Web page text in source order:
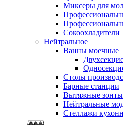
Миксеры для
Сокоохладители
Нейтральное
Ванны моечные
Столы
Барные станции
Вытяжные зонты
Нейтральные
Стеллажи